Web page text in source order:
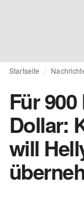
Startseite
Für
Dollar:
will